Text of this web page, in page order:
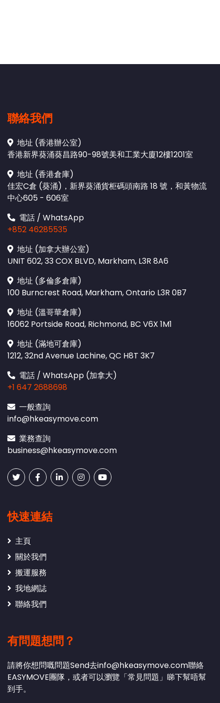
聯絡我們
地址 (香港辦公室)
香港新界葵涌葵昌路90-98號美和工業大廈12樓1201室
地址 (香港倉庫)
佳宏C倉 (葵涌)，新界葵涌貨柜碼頭南路 18 號，和黃物流
中心605 - 606室
電話 / WhatsApp
+852 46285535
地址 (加拿大辦公室)
UNIT 602, 33 COX BLVD, Markham, L3R 8A6
地址 (多倫多倉庫)
100 Burncrest Road, Markham, Ontario L3R 0B7
地址 (溫哥華倉庫)
16062 Portside Road, Richmond, BC V6X 1M1
地址 (滿地可倉庫)
1212, 32nd Avenue Lachine, QC H8T 3K7
電話 / WhatsApp (加拿大)
+1 647 2688698
一般查詢
info@hkeasymove.com
業務查詢
business@hkeasymove.com
快速連結
主頁
關於我們
搬運服務
我地網誌
聯絡我們
有問題想問？
請將你想問嘅問題Send去info@hkeasymove.com聯絡
EASYMOVE團隊，或者可以瀏覽「常見問題」睇下幫唔幫
到手。